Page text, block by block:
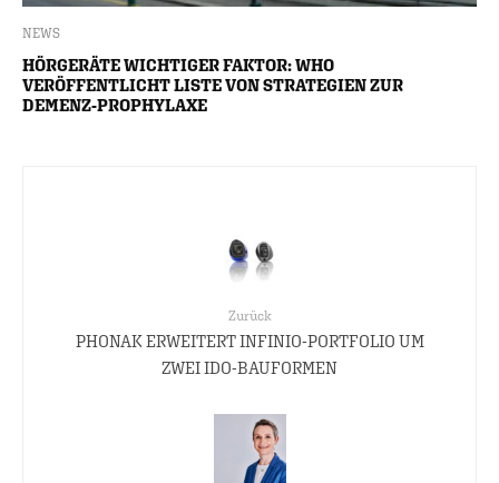
NEWS
HÖRGERÄTE WICHTIGER FAKTOR: WHO
VERÖFFENTLICHT LISTE VON STRATEGIEN ZUR
DEMENZ-PROPHYLAXE
Zurück
PHONAK ERWEITERT INFINIO-PORTFOLIO UM
ZWEI IDO-BAUFORMEN